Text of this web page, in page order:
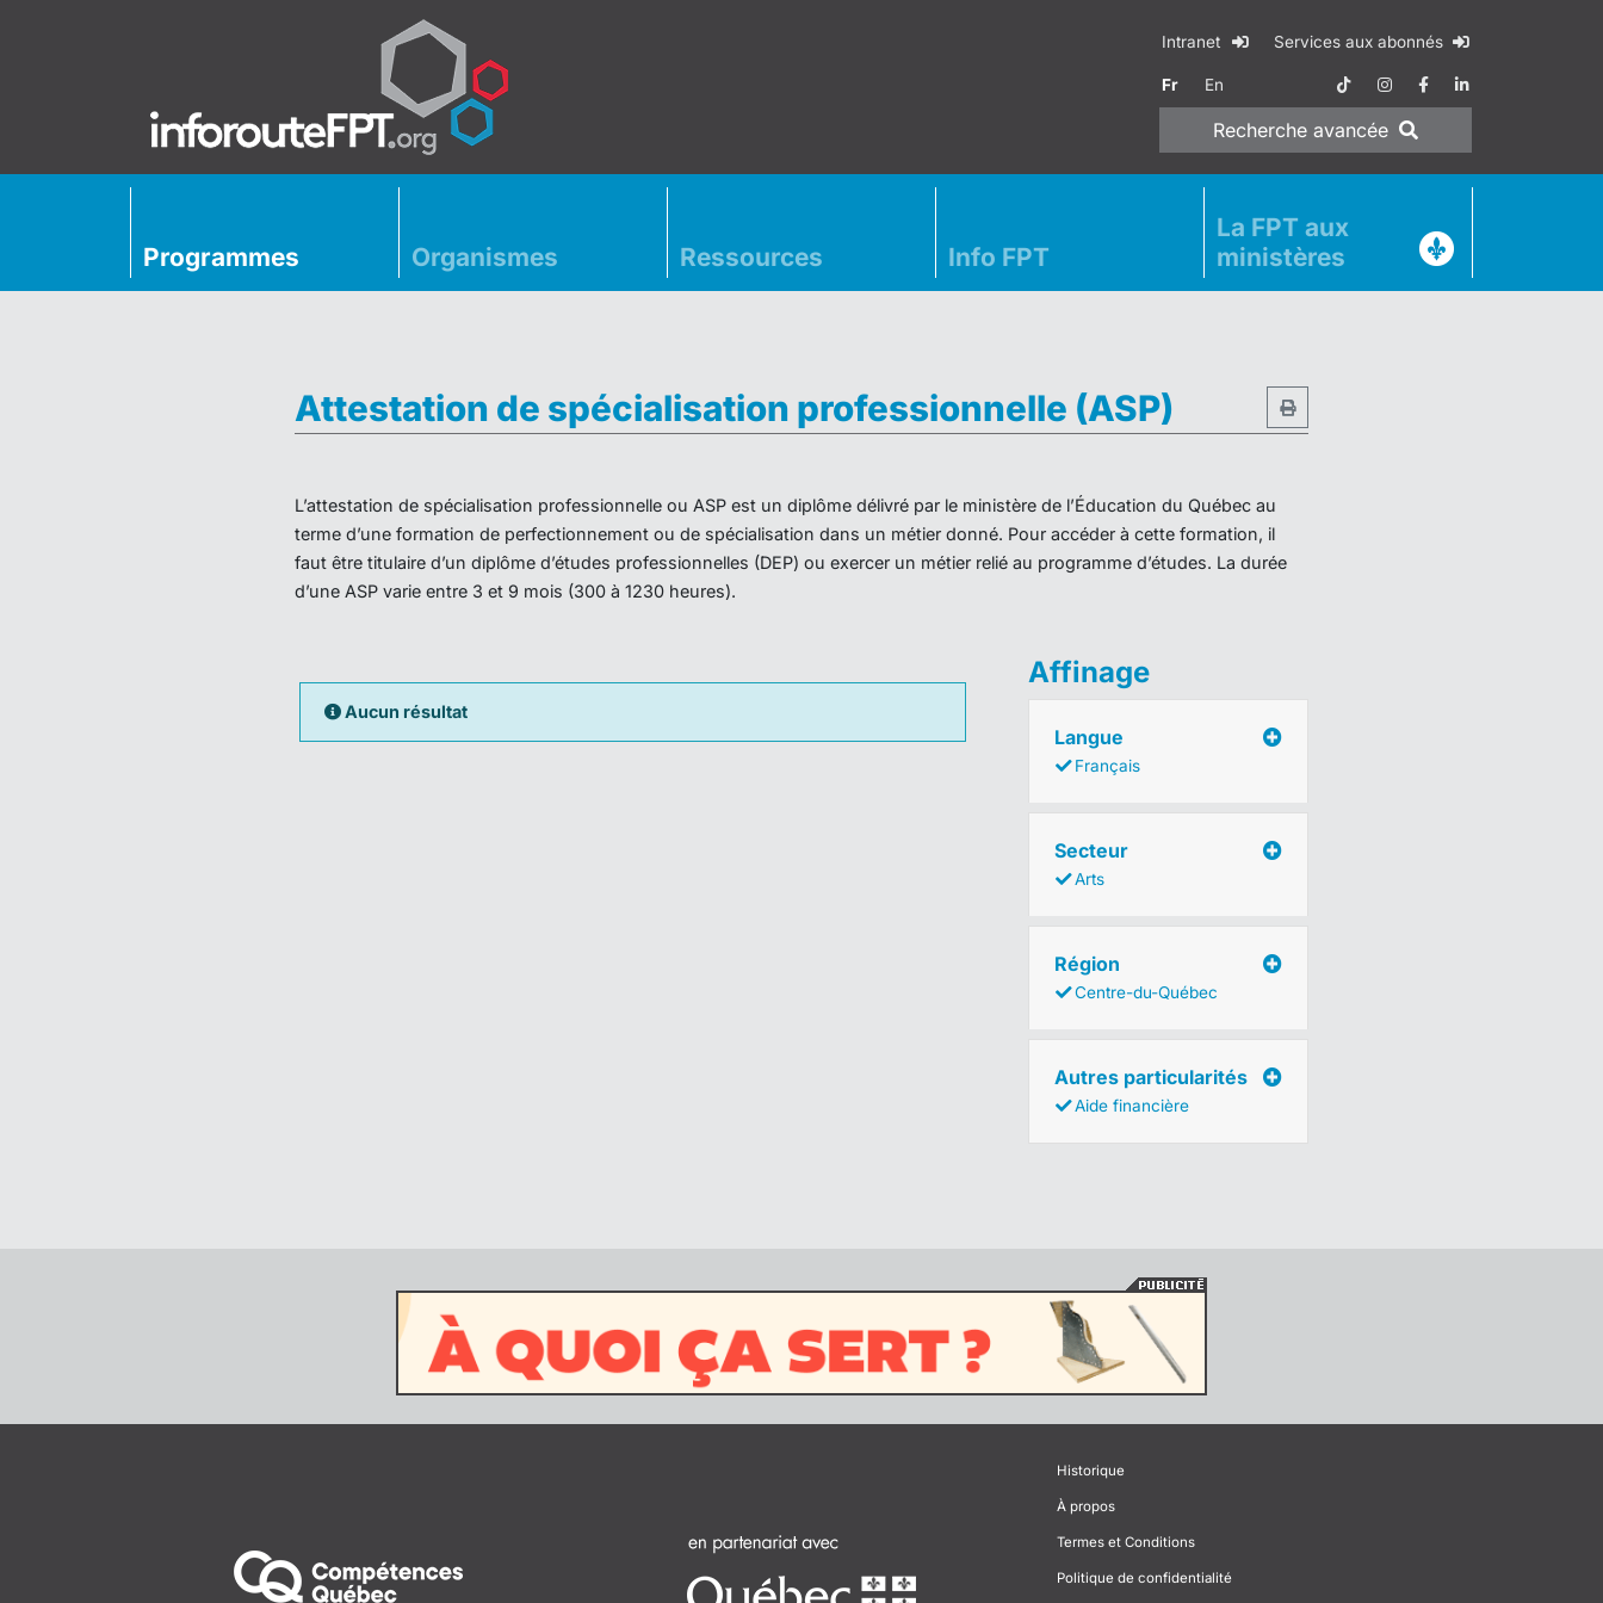
Intranet Services aux abonnés
Fr En
Recherche avancée
Programmes Organismes Ressources Info FPT
La FPT aux
ministères
Attestation de spécialisation professionnelle (ASP)
L’attestation de spécialisation professionnelle ou ASP est un diplôme délivré par le ministère de l’Éducation du Québec au
terme d’une formation de perfectionnement ou de spécialisation dans un métier donné. Pour accéder à cette formation, il
faut être titulaire d’un diplôme d’études professionnelles (DEP) ou exercer un métier relié au programme d’études. La durée
d’une ASP varie entre 3 et 9 mois (300 à 1230 heures).
Aucun résultat
Affinage
Langue
Français
Secteur
Arts
Région
Centre-du-Québec
Autres particularités
Aide financière
Historique
À propos
Termes et Conditions
Politique de confidentialité